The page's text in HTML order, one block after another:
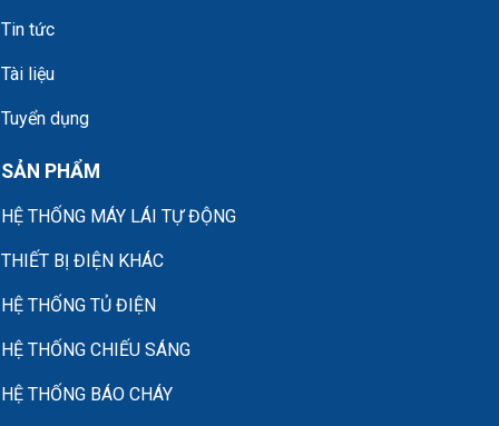
Tin tức
Tài liệu
Tuyển dụng
SẢN PHẨM
HỆ THỐNG MÁY LÁI TỰ ĐỘNG
THIẾT BỊ ĐIỆN KHÁC
HỆ THỐNG TỦ ĐIỆN
HỆ THỐNG CHIẾU SÁNG
HỆ THỐNG BÁO CHÁY